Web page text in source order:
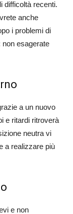
difficoltà recenti.
anche
i problemi di
non esagerate
a un nuovo
e ritardi ritroverà
neutra vi
a realizzare più
e non